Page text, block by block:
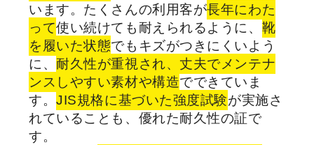
います。たくさんの利用客が長年にわた
って使い続けても耐えられるように、 靴
を履いた状態でもキズがつきにくいよう
に、 耐久性が重視され、丈夫でメンテナ
ンスしやすい素材や構造でできていま
す。JIS規格に基づいた強度試験が実施さ
れていることも、優れた耐久性の証で
す。